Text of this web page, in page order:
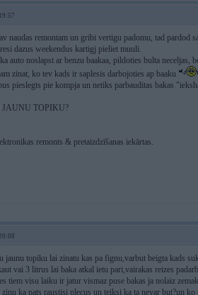
naudas remontam un gribi vertigu padomu, tad pardod
dazus weekendus kartigj pieliet muuli.
auto noslapst ar benzu baakaa, pildoties bulta neceljas,
zinat, ko tev kads ir saplesis darbojoties ap baaku
pieslegts pie kompja un netiks parbauditas bakas
JAUNU TOPIKU?
remonts & pretaizdzīšanas iekārtas.
jaunu topiku lai zinatu kas pa fignu,varbut beigta kads
vai 3 litrus lai baka atkal ietu pari,vairakas reizes
tiem visu laiku ir jatur vismaz puse bakas ja nolaiz
zinu ka pats raustisi plecus un teiksi ka ta nevar but?un